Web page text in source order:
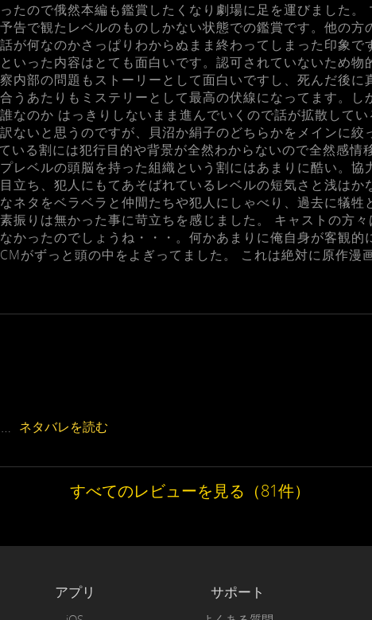
たので俄然本編も鑑賞したくなり劇場に足を運びました。
告で観たレベルのものしかない状態での鑑賞です。他の
が何なのかさっぱりわからぬまま終わってしまった印象で
いった内容はとても面白いです。認可されていないため
内部の問題もストーリーとして面白いですし、死んだ後に
うあたりもミステリーとして最高の伏線になってます。し
なのか はっきりしないまま進んでいくので話が拡散して
ないと思うのですが、貝沼か絹子のどちらかをメインに絞
いる割には犯行目的や背景が全然わからないので全然感情
レベルの頭脳を持った組織という割にはあまりに酷い。協
立ち、犯人にもてあそばれているレベルの短気さと浅は
ネタをベラベラと仲間たちや犯人にしゃべり、過去に犠牲
振りは無かった事に苛立ちを感じました。 キャストの方
かったのでしょうね・・・。何かあまりに俺自身が客観
がずっと頭の中をよぎってました。 これは絶対に原作漫
ネタバレを読む
すべてのレビューを見る（81件）
アプリ サポート